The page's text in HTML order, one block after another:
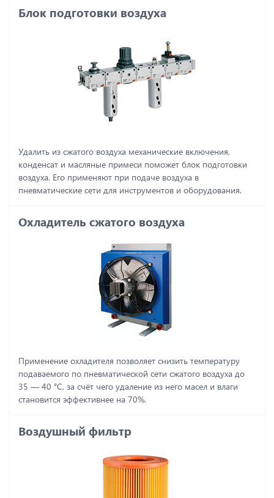
Блок подготовки воздуха
Удалить из сжатого воздуха механические включения,
конденсат и масляные примеси поможет блок подготовки
воздуха. Его применяют при подаче воздуха в
пневматические сети для инструментов и оборудования.
Охладитель сжатого воздуха
Применение охладителя позволяет снизить температуру
подаваемого по пневматической сети сжатого воздуха до
35 ― 40 °C, за счёт чего удаление из него масел и влаги
становится эффективнее на 70%.
Воздушный фильтр